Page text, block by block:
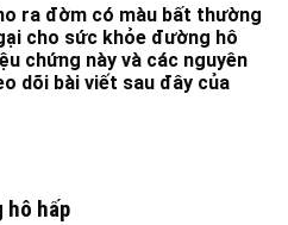
ra đờm có màu bất thường
cho sức khỏe đường hô
chứng này và các nguyên
dõi bài viết sau đây của
hô hấp